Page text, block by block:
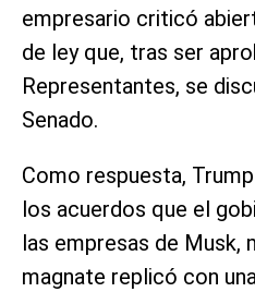
empresario criticó
de ley que, tras ser
Representantes, se
Senado.
Como respuesta,
los acuerdos que el
las empresas de Musk,
magnate replicó con